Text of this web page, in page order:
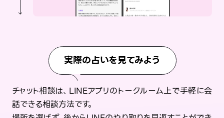
実際の占いを見てみよう
チャット相談は、LINEアプリのトークルーム上で手軽に会
話できる相談方法です。